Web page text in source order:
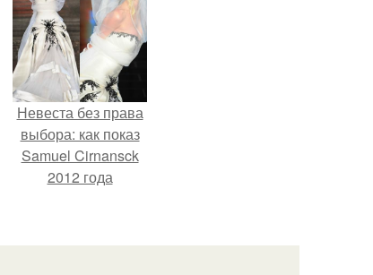
Невеста без права
выбора: как показ
Samuel Cirnansck
2012 года
принуждения.